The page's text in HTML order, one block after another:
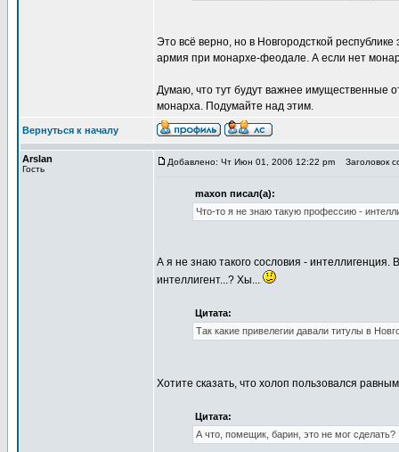
Это всё верно, но в Новгородсткой
армия при монархе-феодале. А если нет
Думаю, что тут будут важнее имущественные
монарха. Подумайте над этим.
Вернуться к началу
Arslan
Гость
Добавлено: Чт Июн 01, 2006 12:22 pm Заголовок
maxon писал(а):
Что-то я не знаю такую профессию -
А я не знаю такого сословия -
интеллигент...? Хы...
Цитата:
Так какие привелегии давали титулы в
Хотите сказать, что холоп пользовался
Цитата:
А что, помещик, барин, это не мог сделать?